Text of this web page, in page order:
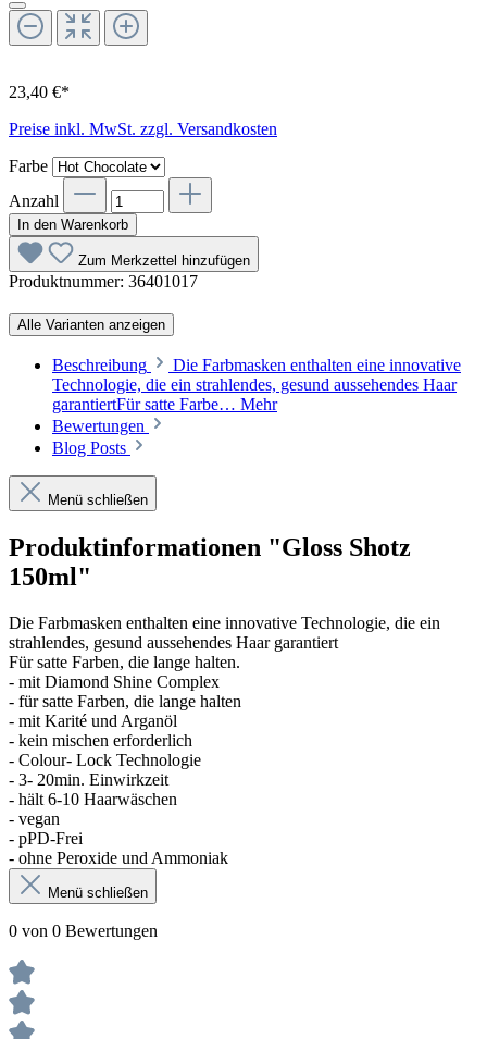
23,40 €*
Preise inkl. MwSt. zzgl. Versandkosten
Farbe
Anzahl
In den Warenkorb
Zum Merkzettel hinzufügen
Produktnummer: 36401017
Alle Varianten anzeigen
Beschreibung
Die Farbmasken enthalten eine innovative
Technologie, die ein strahlendes, gesund aussehendes Haar
garantiertFür satte Farbe… Mehr
Bewertungen
Blog Posts
Menü schließen
Produktinformationen "Gloss Shotz
150ml"
Die Farbmasken enthalten eine innovative Technologie, die ein
strahlendes, gesund aussehendes Haar garantiert
Für satte Farben, die lange halten.
- mit Diamond Shine Complex
- für satte Farben, die lange halten
- mit Karité und Arganöl
- kein mischen erforderlich
- Colour- Lock Technologie
- 3- 20min. Einwirkzeit
- hält 6-10 Haarwäschen
- vegan
- pPD-Frei
- ohne Peroxide und Ammoniak
Menü schließen
0 von 0 Bewertungen